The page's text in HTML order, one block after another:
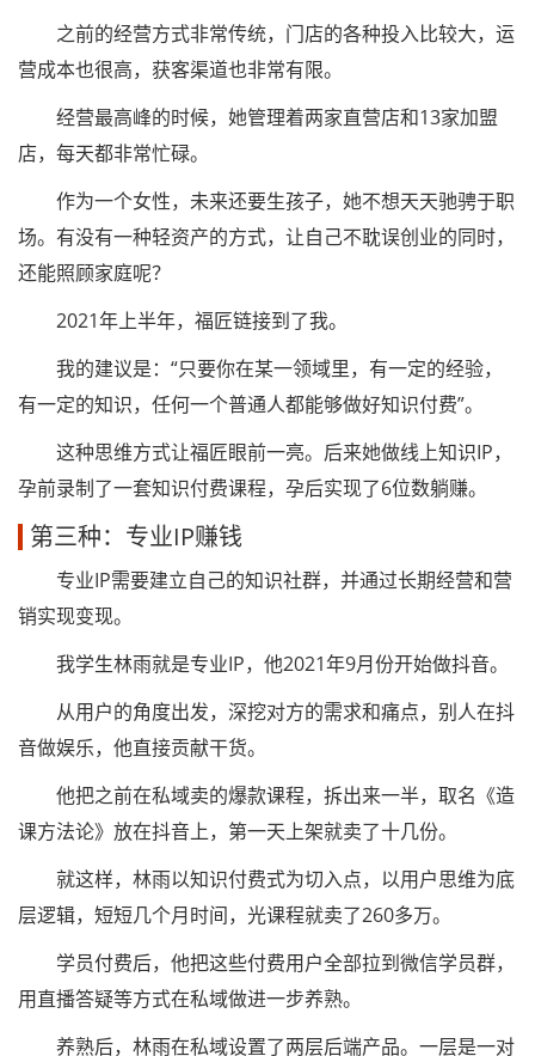
之前的经营方式非常传统，门店的各种投入比较大，运
营成本也很高，获客渠道也非常有限。
经营最高峰的时候，她管理着两家直营店和13家加盟
店，每天都非常忙碌。
作为一个女性，未来还要生孩子，她不想天天驰骋于职
场。有没有一种轻资产的方式，让自己不耽误创业的同时，
还能照顾家庭呢？
2021年上半年，福匠链接到了我。
我的建议是：“只要你在某一领域里，有一定的经验，
有一定的知识，任何一个普通人都能够做好知识付费”。
这种思维方式让福匠眼前一亮。后来她做线上知识IP，
孕前录制了一套知识付费课程，孕后实现了6位数躺赚。
第三种：专业IP赚钱
专业IP需要建立自己的知识社群，并通过长期经营和营
销实现变现。
我学生林雨就是专业IP，他2021年9月份开始做抖音。
从用户的角度出发，深挖对方的需求和痛点，别人在抖
音做娱乐，他直接贡献干货。
他把之前在私域卖的爆款课程，拆出来一半，取名《造
课方法论》放在抖音上，第一天上架就卖了十几份。
就这样，林雨以知识付费式为切入点，以用户思维为底
层逻辑，短短几个月时间，光课程就卖了260多万。
学员付费后，他把这些付费用户全部拉到微信学员群，
用直播答疑等方式在私域做进一步养熟。
养熟后，林雨在私域设置了两层后端产品。一层是一对